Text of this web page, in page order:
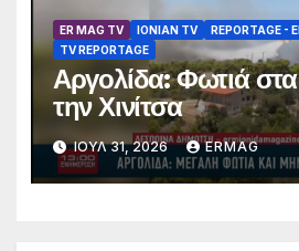
ER MAG TV IONIAN TV
REPORTAGE
TV REPORTAGE
Αργολίδα: Φωτιά στα
την Χινίτσα
ΙΟΎΛ 31, 2026 ERMAG